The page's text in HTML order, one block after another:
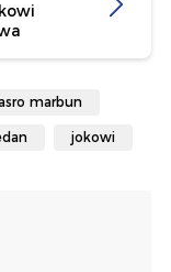
marbun
jokowi